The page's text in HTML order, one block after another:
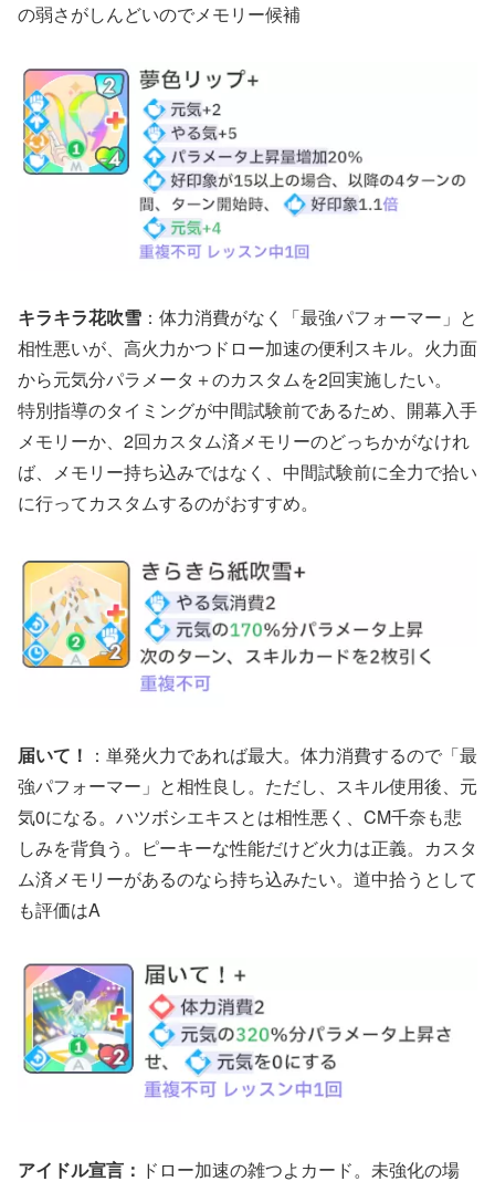
の弱さがしんどいのでメモリー候補
キラキラ花吹雪 ：体力消費がなく「最強パフォーマー」と
相性悪いが、高火力かつドロー加速の便利スキル。火力面
から元気分パラメータ＋のカスタムを2回実施したい。
特別指導のタイミングが中間試験前であるため、開幕入手
メモリーか、2回カスタム済メモリーのどっちかがなけれ
ば、メモリー持ち込みではなく、中間試験前に全力で拾い
に行ってカスタムするのがおすすめ。
届いて！ ：単発火力であれば最大。体力消費するので「最
強パフォーマー」と相性良し。ただし、スキル使用後、元
気0になる。ハツボシエキスとは相性悪く、CM千奈も悲
しみを背負う。ピーキーな性能だけど火力は正義。カスタ
ム済メモリーがあるのなら持ち込みたい。道中拾うとして
も評価はA
アイドル宣言： ドロー加速の雑つよカード。未強化の場